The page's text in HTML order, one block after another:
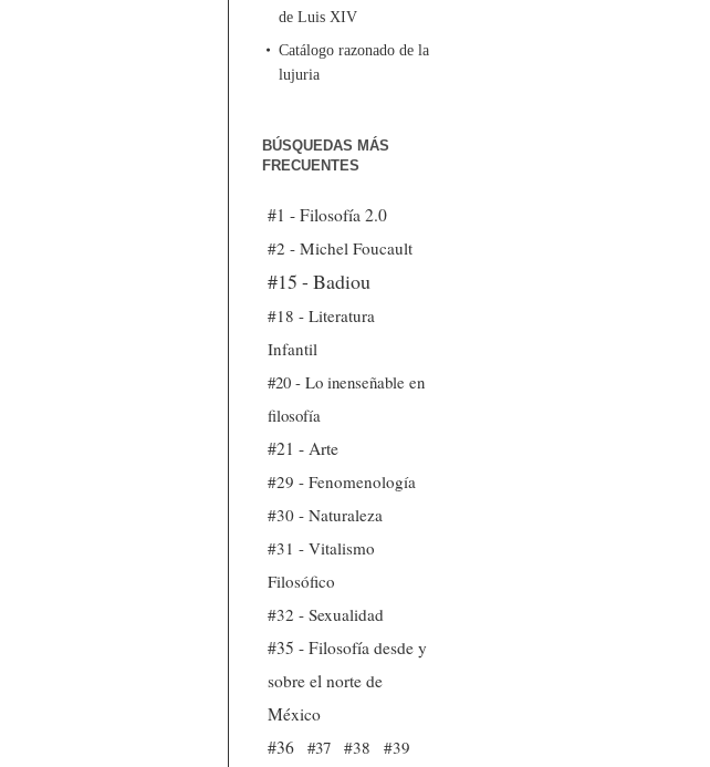
de Luis XIV
Catálogo razonado de la
lujuria
BÚSQUEDAS MÁS
FRECUENTES
#1 - Filosofía 2.0
#2 - Michel Foucault
#15 - Badiou
#18 - Literatura
Infantil
#20 - Lo inenseñable en
filosofía
#21 - Arte
#29 - Fenomenología
#30 - Naturaleza
#31 - Vitalismo
Filosófico
#32 - Sexualidad
#35 - Filosofía desde y
sobre el norte de
México
#36
#37 #38
#39